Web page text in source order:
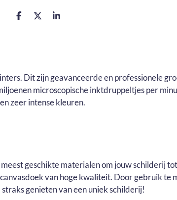
D
D
S
Dit zijn geavanceerde en professionele
microscopische inktdruppeltjes per
zeer intense kleuren.
geschikte materialen om jouw schilderij
van hoge kwaliteit. Door gebruik te
genieten van een uniek schilderij!